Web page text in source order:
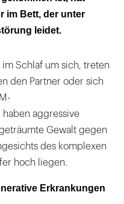
im Bett, der unter
leidet.
Schlaf um sich, treten
den Partner oder sich
haben aggressive
Gewalt gegen
des komplexen
hoch liegen.
Erkrankungen